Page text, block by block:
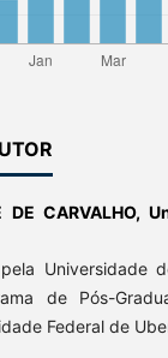
DE CARVALHO,
Universidade
de Pós-
Federal de